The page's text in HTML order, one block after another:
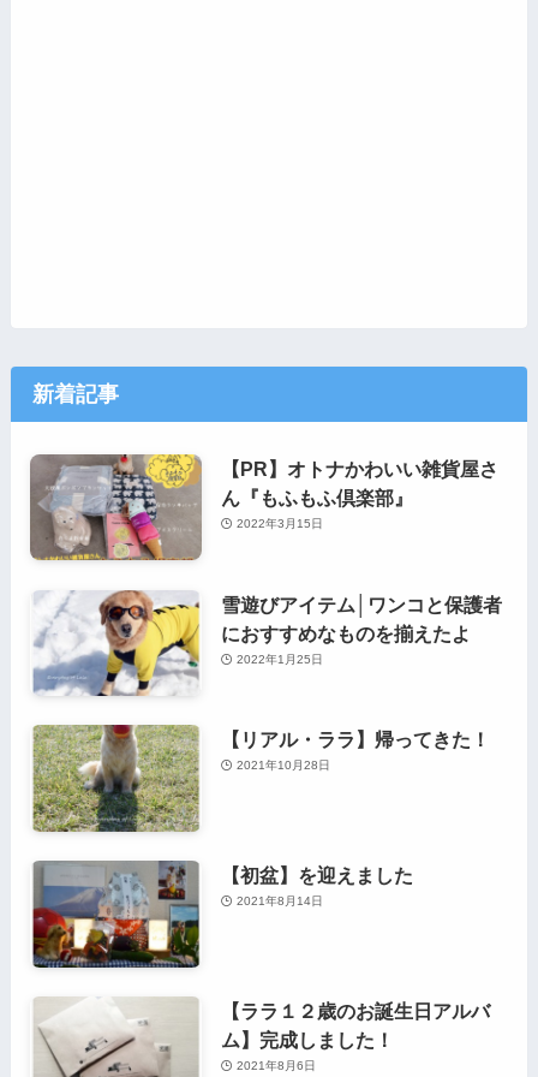
新着記事
【PR】オトナかわいい雑貨屋さ
ん『もふもふ倶楽部』
2022年3月15日
雪遊びアイテム│ワンコと保護者
におすすめなものを揃えたよ
2022年1月25日
【リアル・ララ】帰ってきた！
2021年10月28日
【初盆】を迎えました
2021年8月14日
【ララ１２歳のお誕生日アルバ
ム】完成しました！
2021年8月6日